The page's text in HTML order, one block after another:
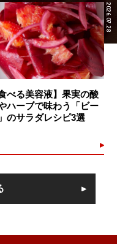
2026.07.28
食べる美容液】果実の酸
ハーブで味わう「ビー
のサラダレシピ3選